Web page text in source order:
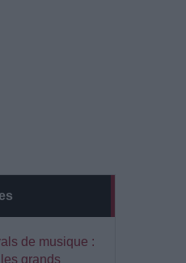
de musique :
grands